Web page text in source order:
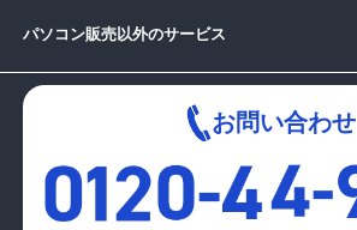
パソコン販売以外のサービス
お問い合わせ